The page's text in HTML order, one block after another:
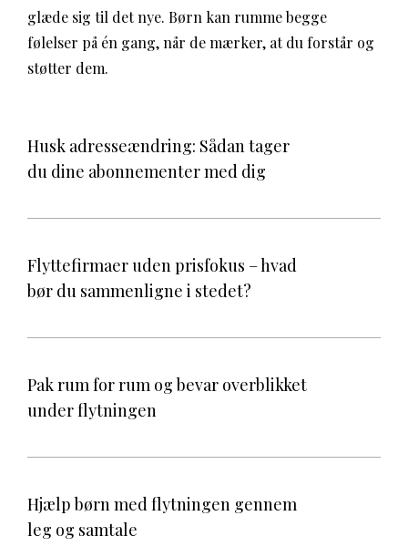
glæde sig til det nye. Børn kan rumme begge
følelser på én gang, når de mærker, at du forstår og
støtter dem.
Husk adresseændring: Sådan tager
du dine abonnementer med dig
Flyttefirmaer uden prisfokus – hvad
bør du sammenligne i stedet?
Pak rum for rum og bevar overblikket
under flytningen
Hjælp børn med flytningen gennem
leg og samtale